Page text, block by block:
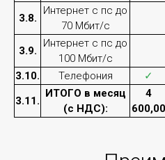
3.8.
Интернет с пс до
70 Мбит/с
3.9.
Интернет с пс до
100 Мбит/с
3.10.
Телефония ✓
3.11.
ИТОГО в месяц
(с НДС):
4
600,00
Доступ в сеть